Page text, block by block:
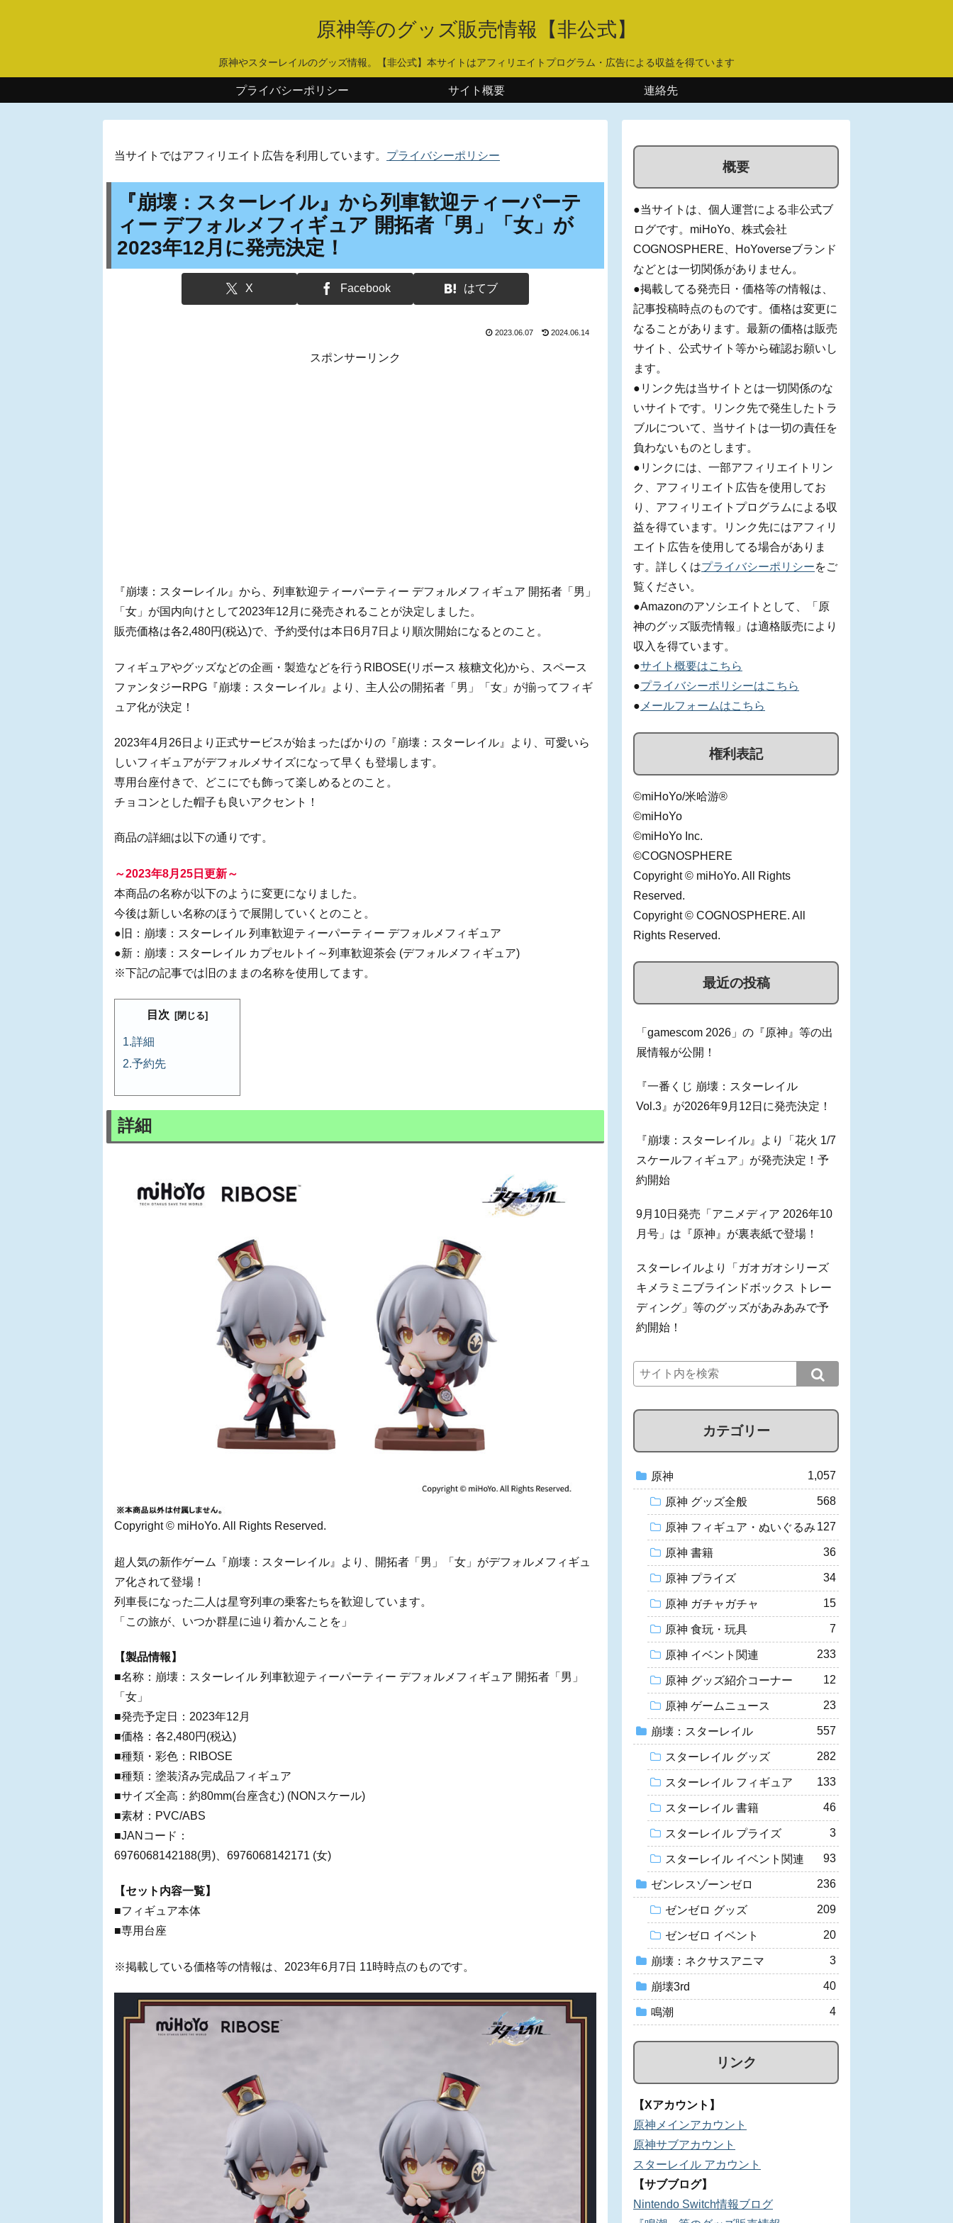
原神等のグッズ販売情報【非公式】
原神やスターレイルのグッズ情報。【非公式】本サイトはアフィリエイトプログラム・広告による収益を得ています
プライバシーポリシー サイト概要 連絡先
当サイトではアフィリエイト広告を利用しています。 プライバシーポリシー
『崩壊：スターレイル』から列車歓迎ティーパーテ
ィー デフォルメフィギュア 開拓者「男」「女」が
2023年12月に発売決定！
X Facebook はてブ
2023.06.07 2024.06.14
スポンサーリンク
『崩壊：スターレイル』から、列車歓迎ティーパーティー デフォルメフィギュア 開拓者「男」
「女」が国内向けとして2023年12月に発売されることが決定しました。
販売価格は各2,480円(税込)で、予約受付は本日6月7日より順次開始になるとのこと。
フィギュアやグッズなどの企画・製造などを行うRIBOSE(リボース 核糖文化)から、スペース
ファンタジーRPG『崩壊：スターレイル』より、主人公の開拓者「男」「女」が揃ってフィギ
ュア化が決定！
2023年4月26日より正式サービスが始まったばかりの『崩壊：スターレイル』より、可愛いら
しいフィギュアがデフォルメサイズになって早くも登場します。
専用台座付きで、どこにでも飾って楽しめるとのこと。
チョコンとした帽子も良いアクセント！
商品の詳細は以下の通りです。
～2023年8月25日更新～
本商品の名称が以下のように変更になりました。
今後は新しい名称のほうで展開していくとのこと。
●旧：崩壊：スターレイル 列車歓迎ティーパーティー デフォルメフィギュア
●新：崩壊：スターレイル カプセルトイ～列車歓迎茶会 (デフォルメフィギュア)
※下記の記事では旧のままの名称を使用してます。
目次
詳細
予約先
詳細
Copyright © miHoYo. All Rights Reserved.
超人気の新作ゲーム『崩壊：スターレイル』より、開拓者「男」「女」がデフォルメフィギュ
ア化されて登場！
列車長になった二人は星穹列車の乗客たちを歓迎しています。
「この旅が、いつか群星に辿り着かんことを」
【製品情報】
■名称：崩壊：スターレイル 列車歓迎ティーパーティー デフォルメフィギュア 開拓者「男」
「女」
■発売予定日：2023年12月
■価格：各2,480円(税込)
■種類・彩色：RIBOSE
■種類：塗装済み完成品フィギュア
■サイズ全高：約80mm(台座含む) (NONスケール)
■素材：PVC/ABS
■JANコード：
6976068142188(男)、6976068142171 (女)
【セット内容一覧】
■フィギュア本体
■専用台座
※掲載している価格等の情報は、2023年6月7日 11時時点のものです。
概要
●当サイトは、個人運営による非公式ブ
ログです。miHoYo、株式会社
COGNOSPHERE、HoYoverseブランド
などとは一切関係がありません。
●掲載してる発売日・価格等の情報は、
記事投稿時点のものです。価格は変更に
なることがあります。最新の価格は販売
サイト、公式サイト等から確認お願いし
ます。
●リンク先は当サイトとは一切関係のな
いサイトです。リンク先で発生したトラ
ブルについて、当サイトは一切の責任を
負わないものとします。
●リンクには、一部アフィリエイトリン
ク、アフィリエイト広告を使用してお
り、アフィリエイトプログラムによる収
益を得ています。リンク先にはアフィリ
エイト広告を使用してる場合がありま
す。詳しくはプライバシーポリシーをご
覧ください。
●Amazonのアソシエイトとして、「原
神のグッズ販売情報」は適格販売により
収入を得ています。
●サイト概要はこちら
●プライバシーポリシーはこちら
● メールフォームはこちら
権利表記
©miHoYo/米哈游®
©miHoYo
©miHoYo Inc.
©COGNOSPHERE
Copyright © miHoYo. All Rights
Reserved.
Copyright © COGNOSPHERE. All
Rights Reserved.
最近の投稿
「gamescom 2026」の『原神』等の出
展情報が公開！
『一番くじ 崩壊：スターレイル
Vol.3』が2026年9月12日に発売決定！
『崩壊：スターレイル』より「花火 1/7
スケールフィギュア」が発売決定！予
約開始
9月10日発売「アニメディア 2026年10
月号」は『原神』が裏表紙で登場！
スターレイルより「ガオガオシリーズ
キメラミニブラインドボックス トレー
ディング」等のグッズがあみあみで予
約開始！
カテゴリー
原神 1,057
原神 グッズ全般 568
原神 フィギュア・ぬいぐるみ 127
原神 書籍 36
原神 プライズ 34
原神 ガチャガチャ 15
原神 食玩・玩具 7
原神 イベント関連 233
原神 グッズ紹介コーナー 12
原神 ゲームニュース 23
崩壊：スターレイル 557
スターレイル グッズ 282
スターレイル フィギュア 133
スターレイル 書籍 46
スターレイル プライズ 3
スターレイル イベント関連 93
ゼンレスゾーンゼロ 236
ゼンゼロ グッズ 209
ゼンゼロ イベント 20
崩壊：ネクサスアニマ 3
崩壊3rd 40
鳴潮 4
リンク
【Xアカウント】
原神メインアカウント
原神サブアカウント
スターレイル アカウント
【サブブログ】
Nintendo Switch情報ブログ